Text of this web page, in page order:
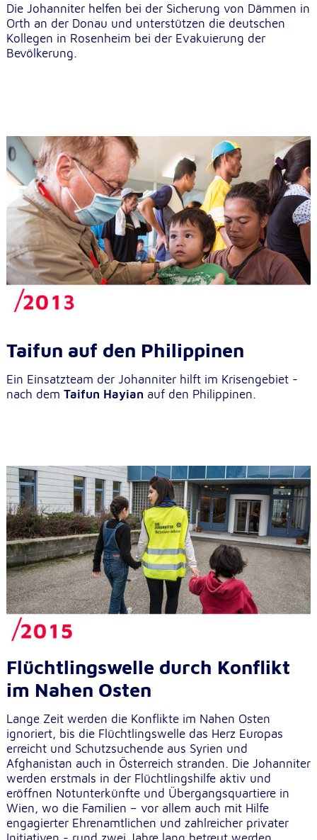
Die Johanniter helfen bei der Sicherung von Dämmen in
Orth an der Donau und unterstützen die deutschen
Kollegen in Rosenheim bei der Evakuierung der
Bevölkerung.
Taifun auf den Philippinen
Ein Einsatzteam der Johanniter hilft im Krisengebiet -
nach dem Taifun Hayian auf den Philippinen.
Flüchtlingswelle durch Konflikt
im Nahen Osten
Lange Zeit werden die Konflikte im Nahen Osten
ignoriert, bis die Flüchtlingswelle das Herz Europas
erreicht und Schutzsuchende aus Syrien und
Afghanistan auch in Österreich stranden. Die Johanniter
werden erstmals in der Flüchtlingshilfe aktiv und
eröffnen Notunterkünfte und Übergangsquartiere in
Wien, wo die Familien – vor allem auch mit Hilfe
engagierter Ehrenamtlichen und zahlreicher privater